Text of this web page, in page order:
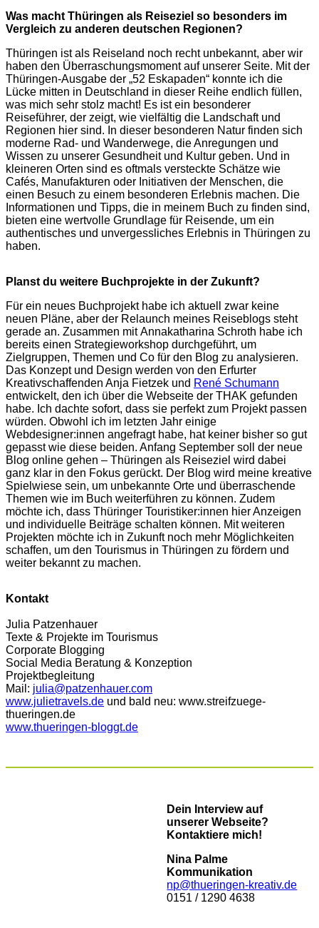
Was macht Thüringen als Reiseziel so besonders im
Vergleich zu anderen deutschen Regionen?
Thüringen ist als Reiseland noch recht unbekannt, aber wir
haben den Überraschungsmoment auf unserer Seite. Mit der
Thüringen-Ausgabe der „52 Eskapaden“ konnte ich die
Lücke mitten in Deutschland in dieser Reihe endlich füllen,
was mich sehr stolz macht! Es ist ein besonderer
Reiseführer, der zeigt, wie vielfältig die Landschaft und
Regionen hier sind. In dieser besonderen Natur finden sich
moderne Rad- und Wanderwege, die Anregungen und
Wissen zu unserer Gesundheit und Kultur geben. Und in
kleineren Orten sind es oftmals versteckte Schätze wie
Cafés, Manufakturen oder Initiativen der Menschen, die
einen Besuch zu einem besonderen Erlebnis machen. Die
Informationen und Tipps, die in meinem Buch zu finden sind,
bieten eine wertvolle Grundlage für Reisende, um ein
authentisches und unvergessliches Erlebnis in Thüringen zu
haben.
Planst du weitere Buchprojekte in der Zukunft?
Für ein neues Buchprojekt habe ich aktuell zwar keine
neuen Pläne, aber der Relaunch meines Reiseblogs steht
gerade an. Zusammen mit Annakatharina Schroth habe ich
bereits einen Strategieworkshop durchgeführt, um
Zielgruppen, Themen und Co für den Blog zu analysieren.
Das Konzept und Design werden von den Erfurter
Kreativschaffenden Anja Fietzek und René Schumann
entwickelt, den ich über die Webseite der THAK gefunden
habe. Ich dachte sofort, dass sie perfekt zum Projekt passen
würden. Obwohl ich im letzten Jahr einige
Webdesigner:innen angefragt habe, hat keiner bisher so gut
gepasst wie diese beiden. Anfang September soll der neue
Blog online gehen – Thüringen als Reiseziel wird dabei
ganz klar in den Fokus gerückt. Der Blog wird meine kreative
Spielwiese sein, um unbekannte Orte und überraschende
Themen wie im Buch weiterführen zu können. Zudem
möchte ich, dass Thüringer Touristiker:innen hier Anzeigen
und individuelle Beiträge schalten können. Mit weiteren
Projekten möchte ich in Zukunft noch mehr Möglichkeiten
schaffen, um den Tourismus in Thüringen zu fördern und
weiter bekannt zu machen.
Kontakt
Julia Patzenhauer
Texte & Projekte im Tourismus
Corporate Blogging
Social Media Beratung & Konzeption
Projektbegleitung
Mail: julia@patzenhauer.com
www.julietravels.de und bald neu: www.streifzuege-
thueringen.de
www.thueringen-bloggt.de
Dein Interview auf
unserer Webseite?
Kontaktiere mich!
Nina Palme
Kommunikation
np@thueringen-kreativ.de
0151 / 1290 4638